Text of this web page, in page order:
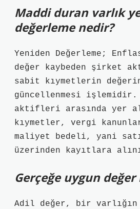
Maddi duran varlık
değerleme nedir?
Yeniden Değerleme;
değer kaybeden şirket
sabit kıymetlerin
güncellenmesi
aktifleri arasında yer
kıymetler, vergi
maliyet bedeli, yani
üzerinden kayıtlara
Gerçeğe uygun değer
Adil değer, bir